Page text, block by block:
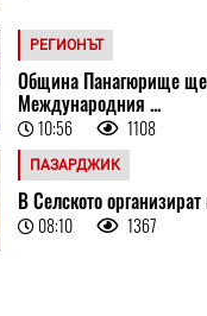
РЕГИОНЪТ
Община Панагюрище ще
Международния ...
10:56 1108
ПАЗАРДЖИК
В Селското организират
08:10 1367